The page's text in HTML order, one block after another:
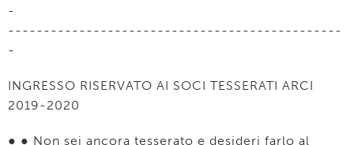
-
-----------------------------------------------
-
INGRESSO RISERVATO AI SOCI TESSERATI ARCI
2019-2020
● ● Non sei ancora tesserato e desideri farlo al